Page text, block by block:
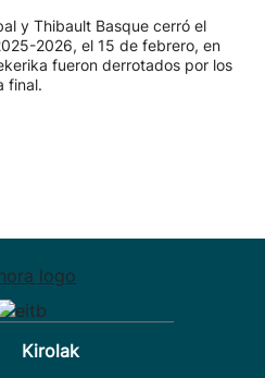
y Thibault Basque cerró el
2026, el 15 de febrero, en
fueron derrotados por los
final.
Kirolak